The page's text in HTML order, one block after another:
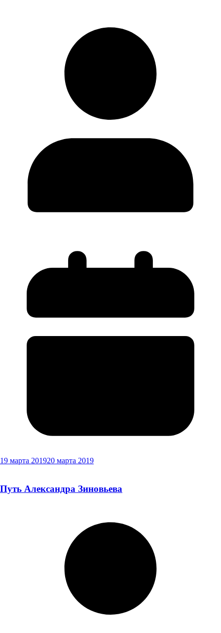
19 марта 201920 марта 2019
Путь Александра Зиновьева